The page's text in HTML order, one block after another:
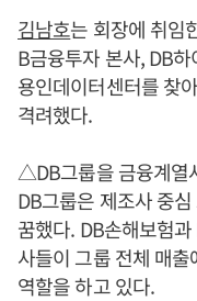
김남호는 회장에 취임
B금융투자 본사, DB
용인데이터센터를 찾
격려했다.
△DB그룹을 금융계열
DB그룹은 제조사 중
꿈했다. DB손해보험
사들이 그룹 전체 매
역할을 하고 있다.